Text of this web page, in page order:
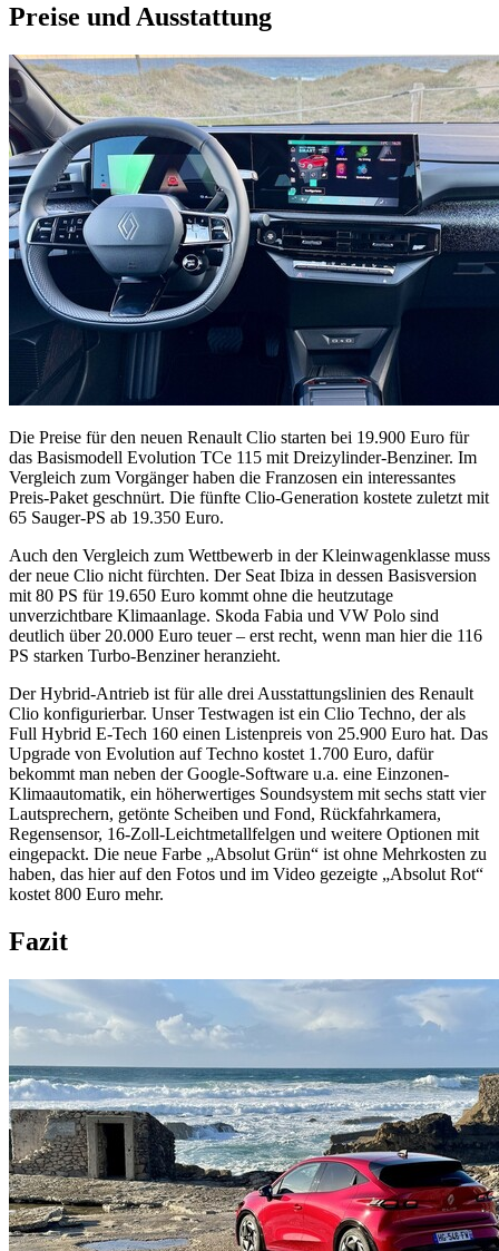
Preise und Ausstattung
Die Preise für den neuen Renault Clio starten bei 19.900 Euro für
das Basismodell Evolution TCe 115 mit Dreizylinder-Benziner. Im
Vergleich zum Vorgänger haben die Franzosen ein interessantes
Preis-Paket geschnürt. Die fünfte Clio-Generation kostete zuletzt mit
65 Sauger-PS ab 19.350 Euro.
Auch den Vergleich zum Wettbewerb in der Kleinwagenklasse muss
der neue Clio nicht fürchten. Der Seat Ibiza in dessen Basisversion
mit 80 PS für 19.650 Euro kommt ohne die heutzutage
unverzichtbare Klimaanlage. Skoda Fabia und VW Polo sind
deutlich über 20.000 Euro teuer – erst recht, wenn man hier die 116
PS starken Turbo-Benziner heranzieht.
Der Hybrid-Antrieb ist für alle drei Ausstattungslinien des Renault
Clio konfigurierbar. Unser Testwagen ist ein Clio Techno, der als
Full Hybrid E-Tech 160 einen Listenpreis von 25.900 Euro hat. Das
Upgrade von Evolution auf Techno kostet 1.700 Euro, dafür
bekommt man neben der Google-Software u.a. eine Einzonen-
Klimaautomatik, ein höherwertiges Soundsystem mit sechs statt vier
Lautsprechern, getönte Scheiben und Fond, Rückfahrkamera,
Regensensor, 16-Zoll-Leichtmetallfelgen und weitere Optionen mit
eingepackt. Die neue Farbe „Absolut Grün“ ist ohne Mehrkosten zu
haben, das hier auf den Fotos und im Video gezeigte „Absolut Rot“
kostet 800 Euro mehr.
Fazit